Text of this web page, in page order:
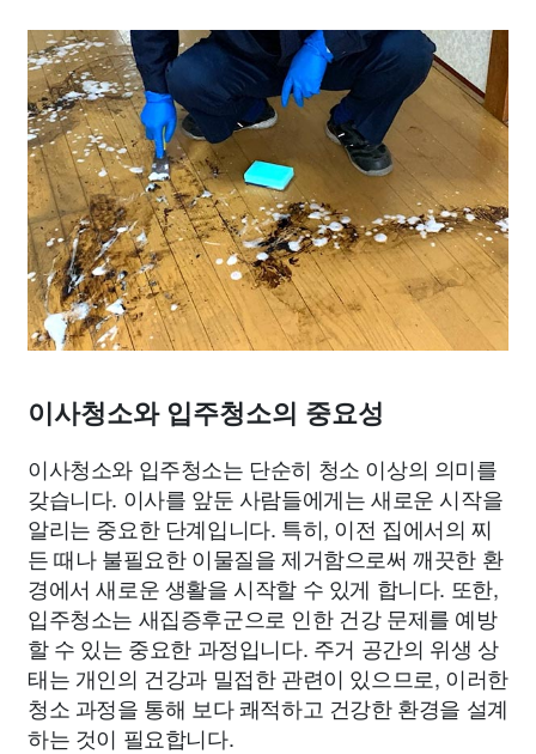
이사청소와 입주청소의 중요성
이사청소와 입주청소는 단순히 청소 이상의 의미를
갖습니다. 이사를 앞둔 사람들에게는 새로운 시작을
알리는 중요한 단계입니다. 특히, 이전 집에서의 찌
든 때나 불필요한 이물질을 제거함으로써 깨끗한 환
경에서 새로운 생활을 시작할 수 있게 합니다. 또한,
입주청소는 새집증후군으로 인한 건강 문제를 예방
할 수 있는 중요한 과정입니다. 주거 공간의 위생 상
태는 개인의 건강과 밀접한 관련이 있으므로, 이러한
청소 과정을 통해 보다 쾌적하고 건강한 환경을 설계
하는 것이 필요합니다.